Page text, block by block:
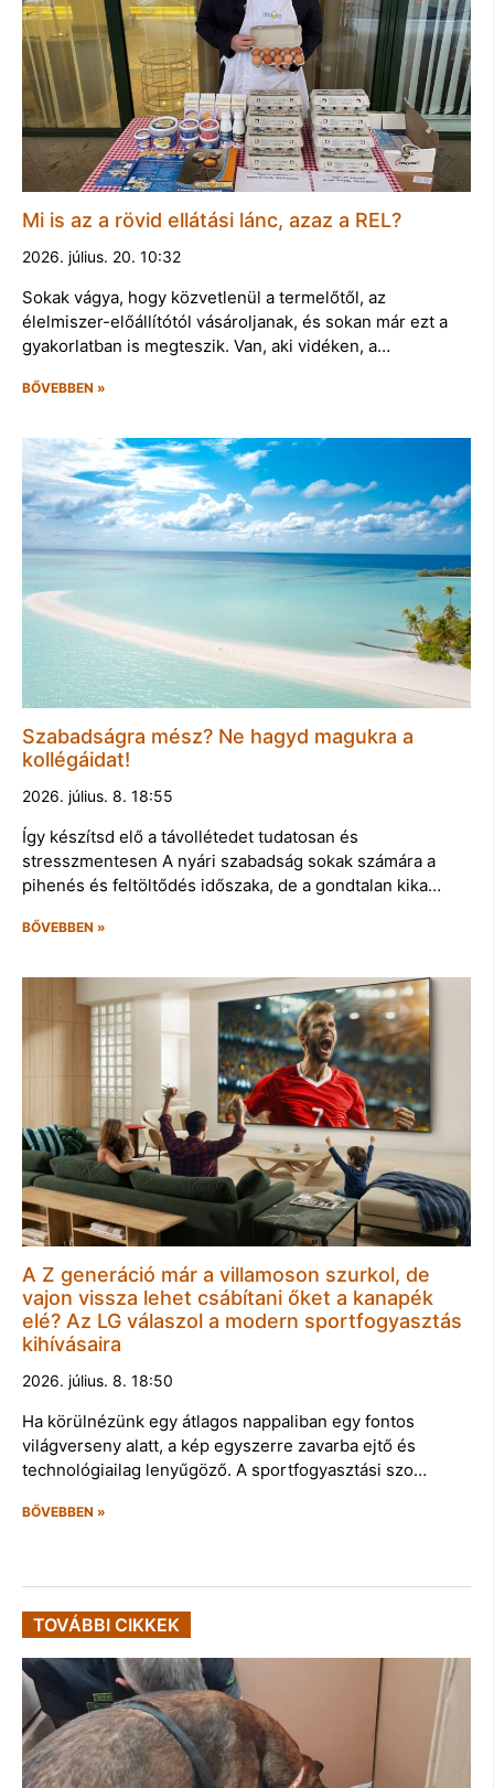
Mi is az a rövid ellátási lánc, azaz a REL?
2026. július. 20. 10:32
Sokak vágya, hogy közvetlenül a termelőtől, az
élelmiszer-előállítótól vásároljanak, és sokan már ezt a
gyakorlatban is megteszik. Van, aki vidéken, a…
BŐVEBBEN »
Szabadságra mész? Ne hagyd magukra a
kollégáidat!
2026. július. 8. 18:55
Így készítsd elő a távollétedet tudatosan és
stresszmentesen A nyári szabadság sokak számára a
pihenés és feltöltődés időszaka, de a gondtalan kika…
BŐVEBBEN »
A Z generáció már a villamoson szurkol, de
vajon vissza lehet csábítani őket a kanapék
elé? Az LG válaszol a modern sportfogyasztás
kihívásaira
2026. július. 8. 18:50
Ha körülnézünk egy átlagos nappaliban egy fontos
világverseny alatt, a kép egyszerre zavarba ejtő és
technológiailag lenyűgöző. A sportfogyasztási szo…
BŐVEBBEN »
TOVÁBBI CIKKEK